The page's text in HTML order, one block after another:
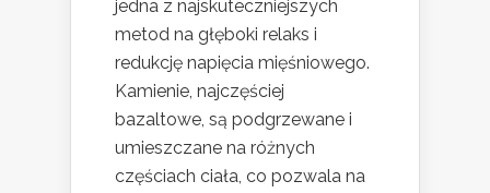
jedna z najskuteczniejszych
metod na głęboki relaks i
redukcję napięcia mięśniowego.
Kamienie, najczęściej
bazaltowe, są podgrzewane i
umieszczane na różnych
częściach ciała, co pozwala na